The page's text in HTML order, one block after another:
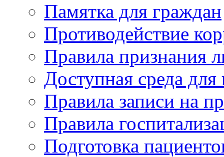
Памятка для граждан
Противодействие
Правила признания
Доступная среда для
Правила записи на
Правила
Подготовка